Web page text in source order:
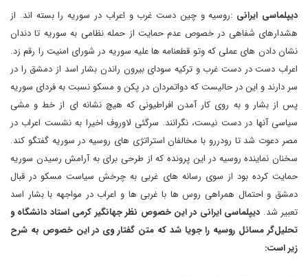
دیپلماسی ایرانی :روسیه و چین دست غرب و اعراب در سوریه را بسته اند. از
هشدارهای شفاهی در خصوص عدم حمایت از حمله نظامی به سوریه تا دندان
نشان دادن های عملی که وتو قطعنامه ها علیه سوریه در شورای امنیت را رقم زد.
اعراب دست در دست غرب و ترکیه سودای بیرون راندن بشار اسد از دمشق را در
سر دارند و این در حالیست که دواتمردان در پکن و مسکو نسبت به فردای سوریه
پس از بشار و به روی کار آمدن افراطیونی که هیچ نشانه ای از خط و مشی
سیاسی آنها در دست نیست، نگرانند. سرگئی لاوروف اخیرا به نشست اعراب در
مصر دعوت شد تا رودررو با مخالفان استراتژی های روسیه در سوریه گفتگو کند.
سخنان نماینده روسیه در این پرونده که از طرحی برای به آرامش رسیدن سوریه
حمایت کرده بود از سوی رسانه های غربی به چرخش سیاست مسکو در قبال
دمشق و احتمال همراهی روس ها با غربی ها و اعراب در مواجهه با بشار اسد
تعبیر شد. دیپلماسی ایرانی در این خصوص نظر جهانگیر کرمی استاد دانشگاه و
تحلیل‌گر مسائل روسیه را جویا شد که متن گفتار وی در این خصوص به شرح
زیر است: